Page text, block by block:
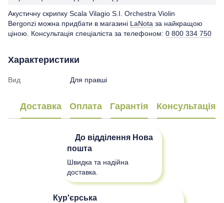
Акустичну скрипку Scala Vilagio S.I. Orchestra Violin
Bergonzi можна придбати в магазині LaNota за найкращою
ціною. Консультація спеціаліста за телефоном: 0 800 334 750
Характеристики
Вид Для правші
Доставка Оплата Гарантія Консультація
До відділення Нова
пошта
Швидка та надійна
доставка.
Кур'єрська